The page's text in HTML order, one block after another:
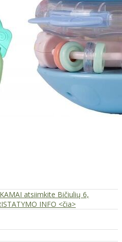
atsiimkite Bičiulių 6,
INFO <čia>